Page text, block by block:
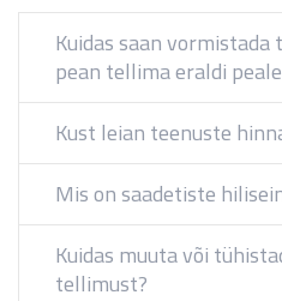
Kuidas saan vormistada
pean tellima eraldi
Kust leian teenuste
Mis on saadetiste
Kuidas muuta või
tellimust?